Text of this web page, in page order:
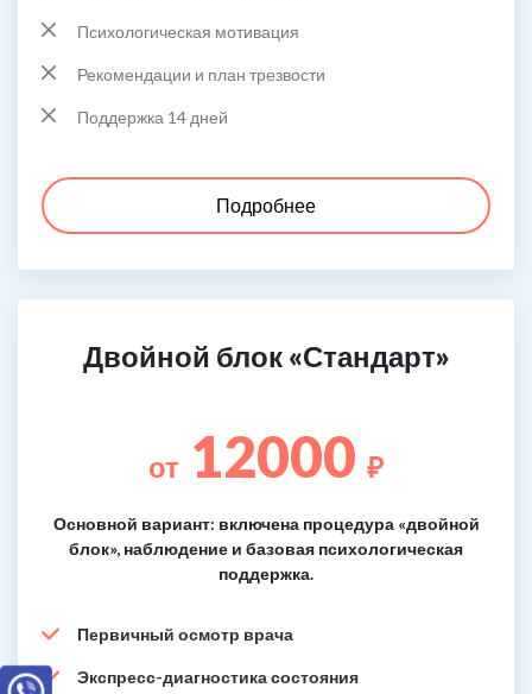
Психологическая мотивация
Рекомендации и план трезвости
Поддержка 14 дней
Подробнее
Двойной блок «Стандарт»
от 12000 ₽
Основной вариант: включена процедура «двойной
блок», наблюдение и базовая психологическая
поддержка.
Первичный осмотр врача
Экспресс-диагностика состояния